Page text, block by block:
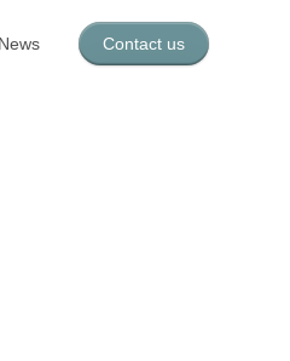
News Contact us